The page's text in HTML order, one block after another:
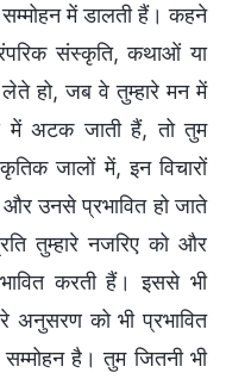
में डालती हैं। कहने
संस्कृति, कथाओं या
लेते हो, जब वे तुम्हारे मन में
में अटक जाती हैं, तो तुम
जालों में, इन विचारों
उनसे प्रभावित हो जाते
तुम्हारे नजरिए को और
करती हैं। इससे भी
अनुसरण को भी प्रभावित
है। तुम जितनी भी